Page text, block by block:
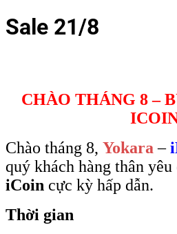
Sale 21/8
CHÀO THÁNG 8 –
Chào tháng 8, Yokara –
quý khách hàng thân
iCoin cực kỳ hấp dẫn.
Thời gian